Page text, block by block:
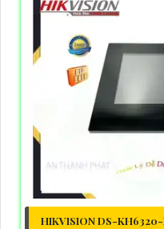
HIKVISION DS-KH6320-